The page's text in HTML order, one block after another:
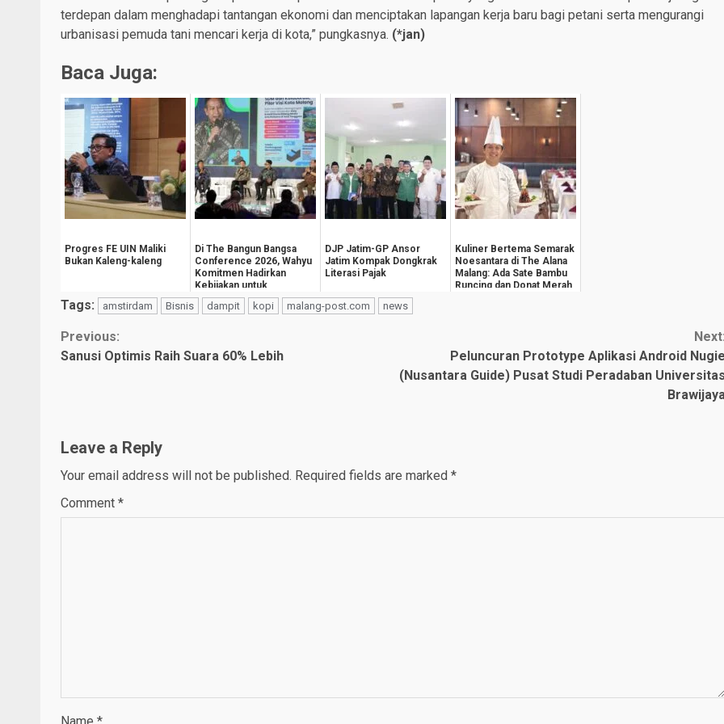
terdepan dalam menghadapi tantangan ekonomi dan menciptakan lapangan kerja baru bagi petani serta mengurangi
urbanisasi pemuda tani mencari kerja di kota,” pungkasnya. (*jan)
Baca Juga:
Progres FE UIN Maliki
Bukan Kaleng-kaleng
Di The Bangun Bangsa
Conference 2026, Wahyu
Komitmen Hadirkan
Kebijakan untuk
Kesejahteraan
Masyarak...
DJP Jatim-GP Ansor
Jatim Kompak Dongkrak
Literasi Pajak
Kuliner Bertema Semarak
Noesantara di The Alana
Malang: Ada Sate Bambu
Runcing dan Donat Merah
Tags: amstirdam Bisnis dampit kopi malang-post.com news
Continue
Previous:
Sanusi Optimis Raih Suara 60% Lebih
Peluncuran Prototype Aplikasi Android
(Nusantara Guide) Pusat Studi Peradaban
Leave a Reply
Your email address will not be published. Required fields are marked *
Comment *